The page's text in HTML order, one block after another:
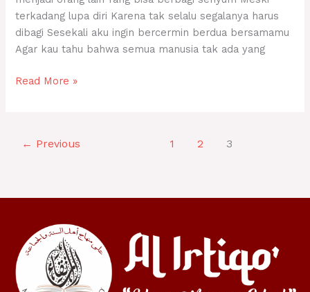
terkadang lupa diri Karena tak selalu segalanya harus
dibagi Sesekali aku ingin bercermin berdua bersamamu
Agar kau tahu bahwa semua manusia tak ada yang
Read More »
← Previous 1 2 3